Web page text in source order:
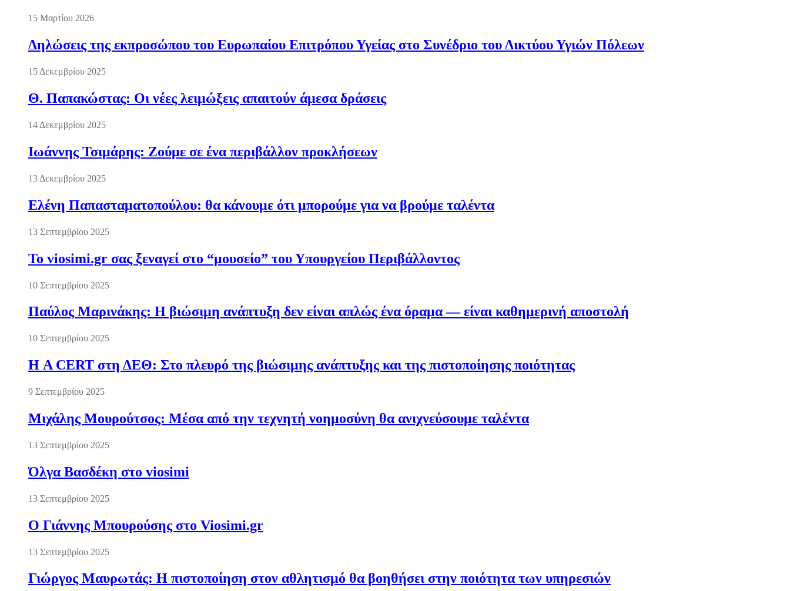
15 Μαρτίου 2026
Δηλώσεις της εκπροσώπου του Ευρωπαίου Επιτρόπου Υγείας στο Συνέδριο του Δικτύου Υγιών Πόλεων
15 Δεκεμβρίου 2025
Θ. Παπακώστας: Οι νέες λειμώξεις απαιτούν άμεσα δράσεις
14 Δεκεμβρίου 2025
Ιωάννης Τσιμάρης: Ζούμε σε ένα περιβάλλον προκλήσεων
13 Δεκεμβρίου 2025
Ελένη Παπασταματοπούλου: θα κάνουμε ότι μπορούμε για να βρούμε ταλέντα
13 Σεπτεμβρίου 2025
Το viosimi.gr σας ξεναγεί στο “μουσείο” του Υπουργείου Περιβάλλοντος
10 Σεπτεμβρίου 2025
Παύλος Μαρινάκης: Η βιώσιμη ανάπτυξη δεν είναι απλώς ένα όραμα — είναι καθημερινή αποστολή
10 Σεπτεμβρίου 2025
Η A CERT στη ΔΕΘ: Στο πλευρό της βιώσιμης ανάπτυξης και της πιστοποίησης ποιότητας
9 Σεπτεμβρίου 2025
Μιχάλης Μουρούτσος: Μέσα από την τεχνητή νοημοσύνη θα ανιχνεύσουμε ταλέντα
13 Σεπτεμβρίου 2025
Όλγα Βασδέκη στο viosimi
13 Σεπτεμβρίου 2025
Ο Γιάννης Μπουρούσης στο Viosimi.gr
13 Σεπτεμβρίου 2025
Γιώργος Μαυρωτάς: Η πιστοποίηση στον αθλητισμό θα βοηθήσει στην ποιότητα των υπηρεσιών